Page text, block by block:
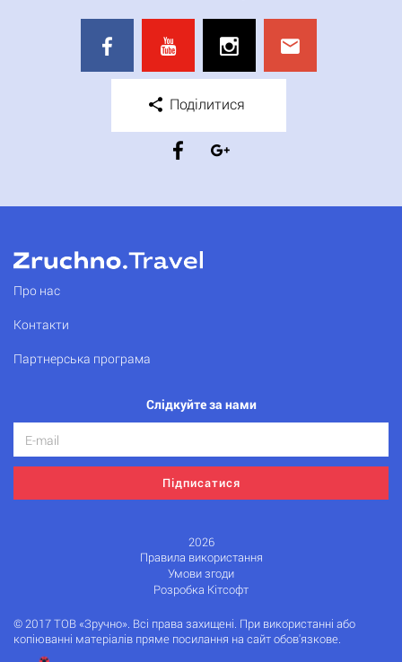
Поділитися
Про нас
Контакти
Партнерська програма
Слідкуйте за нами
Підписатися
2026
Правила використання
Умови згоди
Розробка Кітсофт
© 2017 ТОВ «Зручно». Всі права захищені. При використанні або
копіюванні матеріалів пряме посилання на сайт обов'язкове.